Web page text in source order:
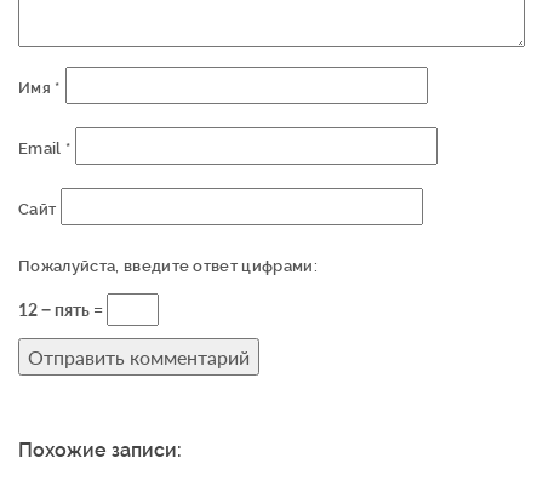
Имя *
Email *
Сайт
Пожалуйста, введите ответ цифрами:
12 − пять =
Похожие записи: